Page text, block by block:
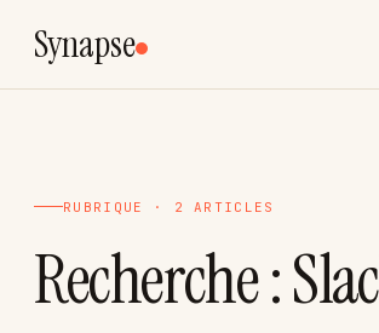
Synapse
RUBRIQUE · 2 ARTICLES
Recherche :